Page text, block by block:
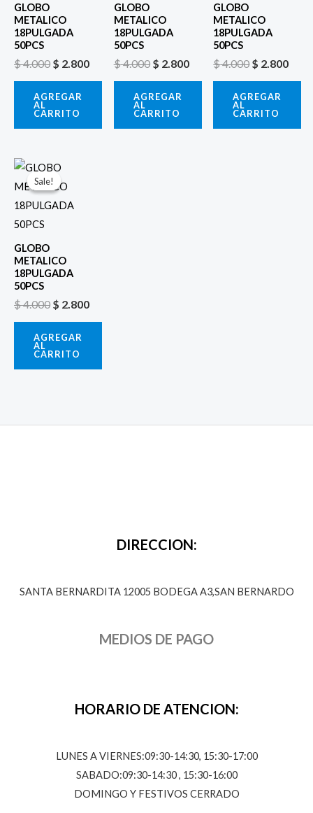
GLOBO
METALICO
18PULGADA
50PCS
$4.000 $ 2.800
AGREGAR
AL
CARRITO
GLOBO
METALICO
18PULGADA
50PCS
$4.000 $ 2.800
AGREGAR
AL
CARRITO
GLOBO
METALICO
18PULGADA
50PCS
$4.000$ 2.800
AGREGAR
AL
CARRITO
Sale!
Sale!
GLOBO
METALICO
18PULGADA
50PCS
$4.000
El
precio
original
era:
$ 2.800
AGREGAR
AL
CARRITO
DIRECCION:
SANTA BERNARDITA 12005 BODEGA A3,SAN BERNARDO
MEDIOS DE PAGO
HORARIO DE ATENCION:
LUNES A VIERNES:09:30-14:30, 15:30-17:00
SABADO:09:30-14:30 , 15:30-16:00
DOMINGO Y FESTIVOS CERRADO